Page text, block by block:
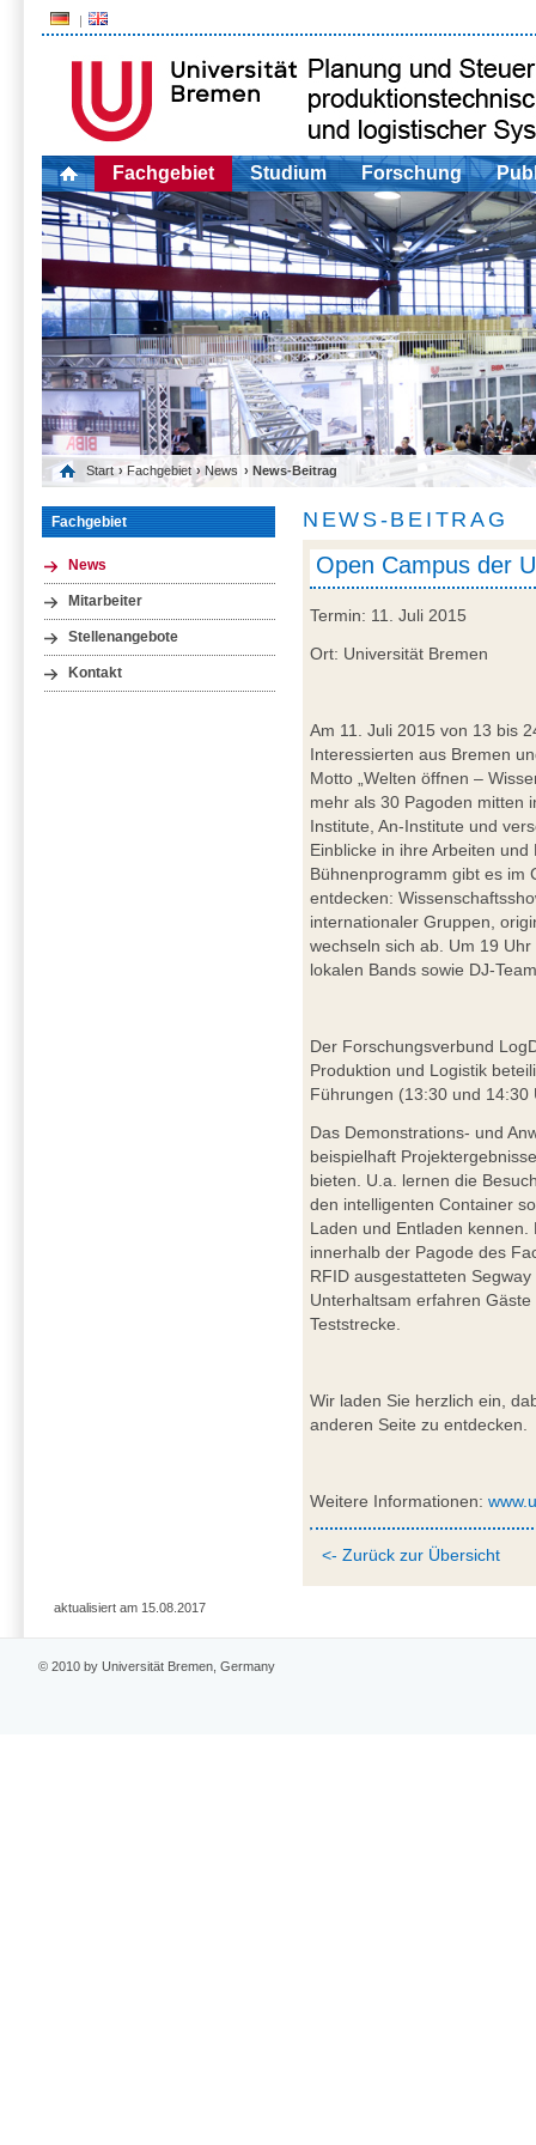
Fachgebiet Studium Forschung
Start › Fachgebiet › News › News-Beitrag
Fachgebiet
News
Mitarbeiter
Stellenangebote
Kontakt
NEWS-BEITRAG
Open Campus der
Termin: 11. Juli 2015
Ort: Universität Bremen
Am 11. Juli 2015 von 13 bis
Interessierten aus Bremen
Motto „Welten öffnen –
mehr als 30 Pagoden mitten
Institute, An-Institute und
Einblicke in ihre Arbeiten
Bühnenprogramm gibt es im
entdecken:
internationaler Gruppen,
wechseln sich ab. Um 19
lokalen Bands sowie DJ-
Der Forschungsverbund
Produktion und Logistik
Führungen (13:30 und 14:30
Das Demonstrations- und
beispielhaft
bieten. U.a. lernen die
den intelligenten Container
Laden und Entladen
innerhalb der Pagode des
RFID ausgestatteten
Unterhaltsam erfahren
Teststrecke.
Wir laden Sie herzlich ein,
anderen Seite zu entdecken.
Weitere Informationen:
<- Zurück zur Übersicht
aktualisiert am 15.08.2017
© 2010 by Universität Bremen, Germany